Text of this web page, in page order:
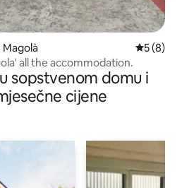
5 (8)
all the accommodation.
sopstvenom domu i
cijene